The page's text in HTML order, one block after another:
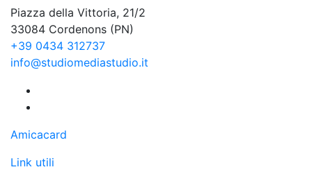
Piazza della Vittoria, 21/2
33084 Cordenons (PN)
+39 0434 312737
info@studiomediastudio.it
Amicacard
Link utili